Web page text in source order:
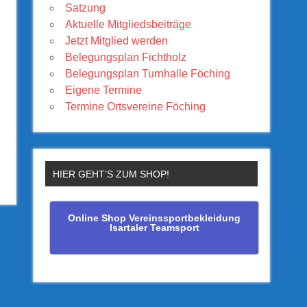
Satzung
Aktuelle Mitgliedsbeiträge
Jetzt Mitglied werden
Belegungsplan Fichtholz
Belegungsplan Turnhalle Föching
Eigene Termine
Termine Ortsvereine Föching
HIER GEHT’S ZUM SHOP!
Online Shop Vereinssportbekleidung
Isartaler Teamsport